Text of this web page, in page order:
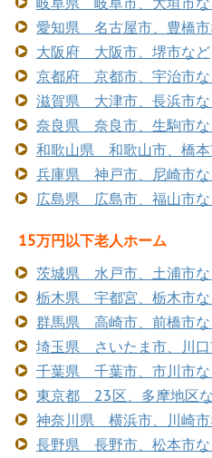
愛知県 名古屋市、豊橋
大阪府 大阪市、堺市など
京都府 京都市、宇治市
滋賀県 大津市、長浜市
奈良県 奈良市、生駒市
和歌山県 和歌山市、橋本
兵庫県 神戸市、尼崎市
広島県 広島市、福山市
15万円以下老人ホーム
茨城県 水戸市、土浦市
栃木県 宇都宮、栃木市
群馬県 高崎市、前橋市
埼玉県 さいたま市、川口
千葉県 千葉市、市川市
東京都 23区、多摩地区
神奈川県 横浜市、川崎
長野県 長野市、松本市